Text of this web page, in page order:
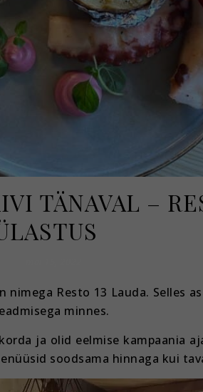
TÄNAVAL –
Resto 13 Lauda. Selles
minnes.
ja olid eelmise kampaania
soodsama hinnaga kui